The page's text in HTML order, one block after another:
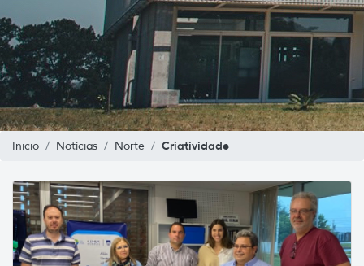
Inicio Notícias Norte Criatividade